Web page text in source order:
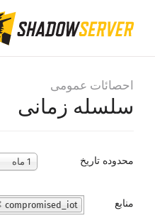
احصائات عمومی
سلسله زمانی
محدوده تاریخ 1 ماه
منابع
compromised_iot